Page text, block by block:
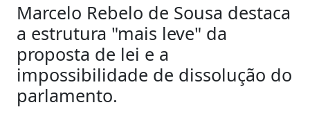
Marcelo Rebelo de Sousa destaca
a estrutura "mais leve" da
proposta de lei e a
impossibilidade de dissolução do
parlamento.